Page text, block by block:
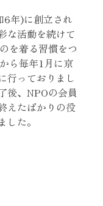
6年)に創立され
な活動を続けて
を着る習慣をつ
ら毎年1月に京
行っておりまし
後、NPOの会員
えたばかりの役
た。